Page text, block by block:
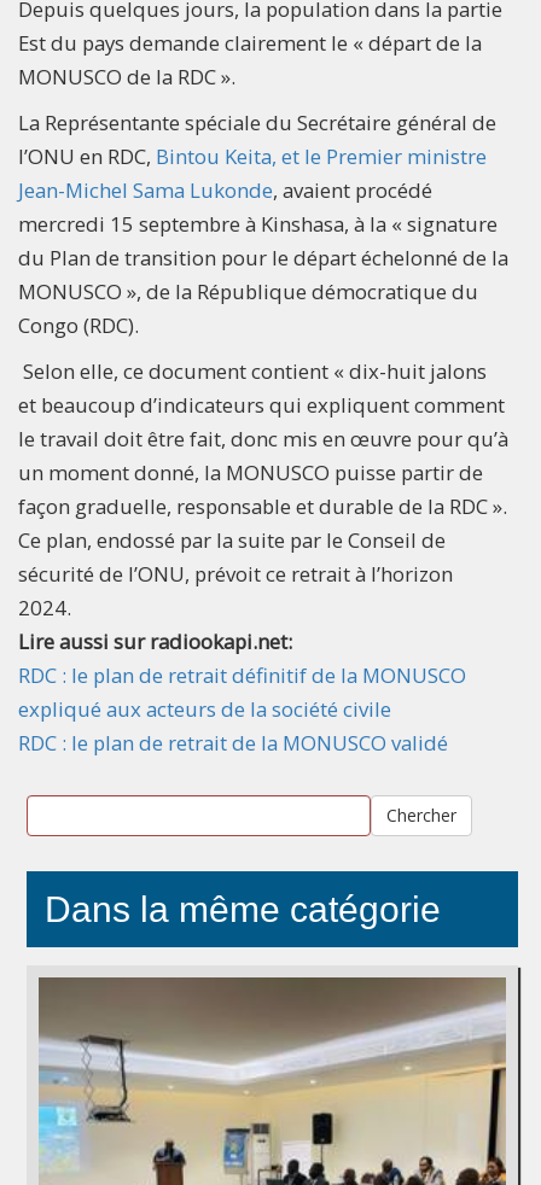
Depuis quelques jours, la population dans la partie
Est du pays demande clairement le « départ de la
MONUSCO de la RDC ».
La Représentante spéciale du Secrétaire général de
l’ONU en RDC, Bintou Keita, et le Premier ministre
Jean-Michel Sama Lukonde, avaient procédé
mercredi 15 septembre à Kinshasa, à la « signature
du Plan de transition pour le départ échelonné de la
MONUSCO », de la République démocratique du
Congo (RDC).
Selon elle, ce document contient « dix-huit jalons
et beaucoup d’indicateurs qui expliquent comment
le travail doit être fait, donc mis en œuvre pour qu’à
un moment donné, la MONUSCO puisse partir de
façon graduelle, responsable et durable de la RDC ».
Ce plan, endossé par la suite par le Conseil de
sécurité de l’ONU, prévoit ce retrait à l’horizon
2024.
Lire aussi sur radiookapi.net:
RDC : le plan de retrait définitif de la MONUSCO
expliqué aux acteurs de la société civile
RDC : le plan de retrait de la MONUSCO validé
Chercher
Dans la même catégorie